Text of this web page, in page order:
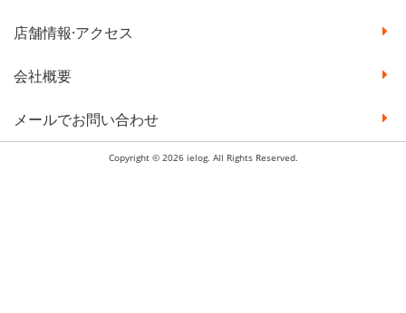
店舗情報·アクセス
会社概要
メールでお問い合わせ
Copyright © 2026 ielog. All Rights Reserved.